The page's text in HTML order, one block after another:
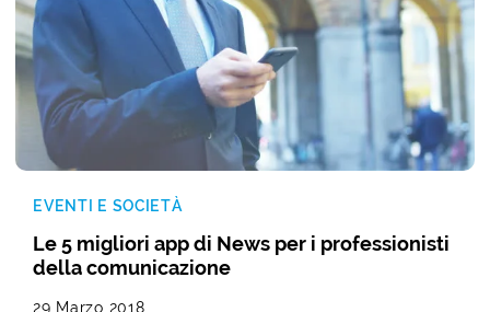
EVENTI E SOCIETÀ
Le 5 migliori app di News per i professionisti
della comunicazione
29 Marzo 2018